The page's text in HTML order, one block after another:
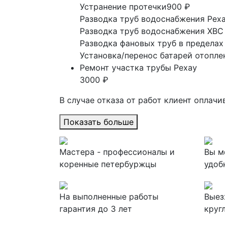
Устранение протечки900 ₽
Разводка труб водоснабжения
Разводка труб водоснабжения
Разводка фановых труб в
Установка/перенос батарей
Ремонт участка трубы Рехау
3000 ₽
В случае отказа от работ клиент
Показать больше
Мастера - профессионалы и
коренные петербуржцы
Вы
На выполненные работы
гарантия до 3 лет